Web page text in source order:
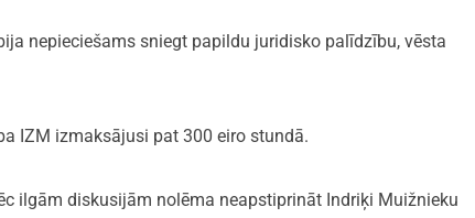
nepieciešams sniegt papildu juridisko palīdzību, vēsta
IZM izmaksājusi pat 300 eiro stundā.
ilgām diskusijām nolēma neapstiprināt Indriķi Muižnieku